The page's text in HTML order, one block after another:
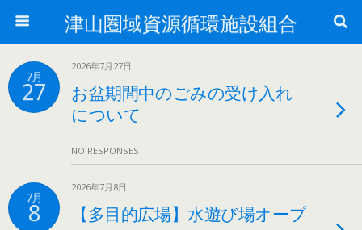
津山圏域資源循環施設組合
7月
27
2026年7月27日
お盆期間中のごみの受け入れ
について
NO RESPONSES
7月
8
2026年7月8日
【多目的広場】水遊び場オープ